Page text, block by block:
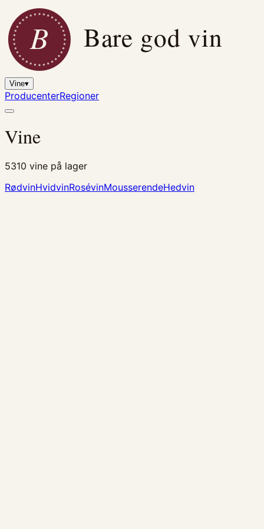
B Bare god vin
Vine▾
ProducenterRegioner
Vine
5310 vine på lager
RødvinHvidvinRosévinMousserendeHedvin